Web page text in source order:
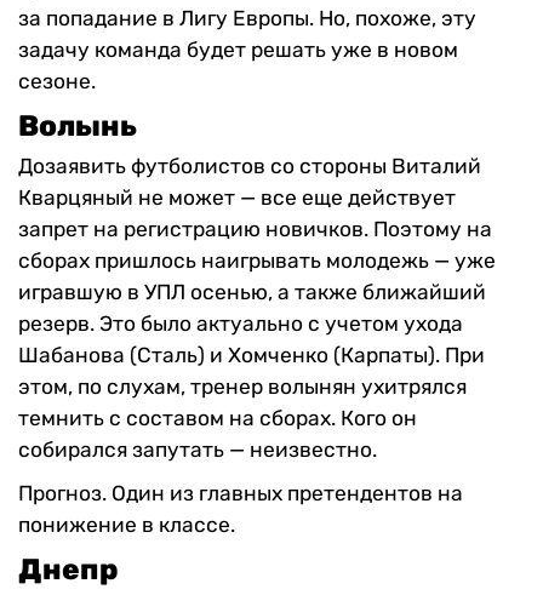
за попадание в Лигу Европы. Но, похоже, эту
задачу команда будет решать уже в новом
сезоне.
Волынь
Дозаявить футболистов со стороны Виталий
Кварцяный не может — все еще действует
запрет на регистрацию новичков. Поэтому на
сборах пришлось наигрывать молодежь — уже
игравшую в УПЛ осенью, а также ближайший
резерв. Это было актуально с учетом ухода
Шабанова (Сталь) и Хомченко (Карпаты). При
этом, по слухам, тренер волынян ухитрялся
темнить с составом на сборах. Кого он
собирался запутать — неизвестно.
Прогноз. Один из главных претендентов на
понижение в классе.
Днепр